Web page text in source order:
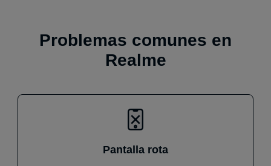
Problemas comunes en
Realme
Pantalla rota